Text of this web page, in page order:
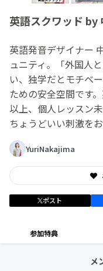
英語スクワッド by
英語発音デザイナー
ュニティ。「外国人
い、独学だとモチベ
ための安全空間です
以上、個人レッスン
ちょうどいい刺激を
YuriNakajima
ポスト
参加特典
メ